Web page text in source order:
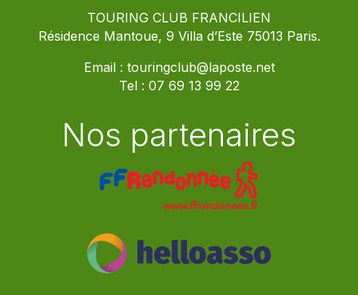
TOURING CLUB FRANCILIEN
Résidence Mantoue, 9 Villa d’Este 75013 Paris.
Email : touringclub@laposte.net
Tel : 07 69 13 99 22
Nos partenaires